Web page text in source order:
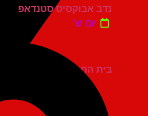
בית החייל תל אביב
נדב אבוקסיס סטנדאפ
יום ש'